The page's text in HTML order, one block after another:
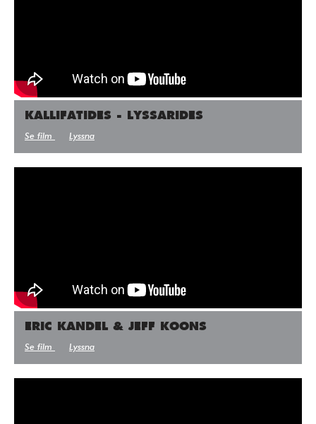
KALLIFATIDES - LYSSARIDES
Se film Lyssna
ERIC KANDEL & JEFF KOONS
Se film Lyssna